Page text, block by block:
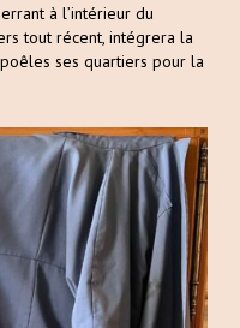
à l’intérieur du
tout récent, intégrera la
ses quartiers pour la